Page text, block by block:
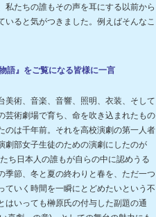
たちの誰もその声を耳にする以前から
いると気がつきました。例えばそんなこ
語』をご覧になる皆様に一言
美術、音楽、音響、照明、衣装、そして
芸術劇場で育ち、命を吹き込まれたもの
のは千年前。それを高校演劇の第一人者
劇部女子生徒のための演劇にしたのが
ち日本人の誰もが自らの中に認めうる
季節、冬と夏の終わりと春を、ただ一つ
ていく時間を一瞬にとどめたいという不
はいっても榊原氏の付与した副題の通